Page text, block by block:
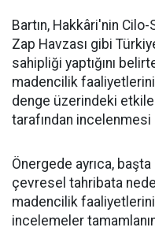
Bartın, Hakkâri'nin
Zap Havzası gibi
sahipliği yaptığını
madencilik
denge üzerindeki
tarafından
Önergede ayrıca,
çevresel tahribata
madencilik
incelemeler